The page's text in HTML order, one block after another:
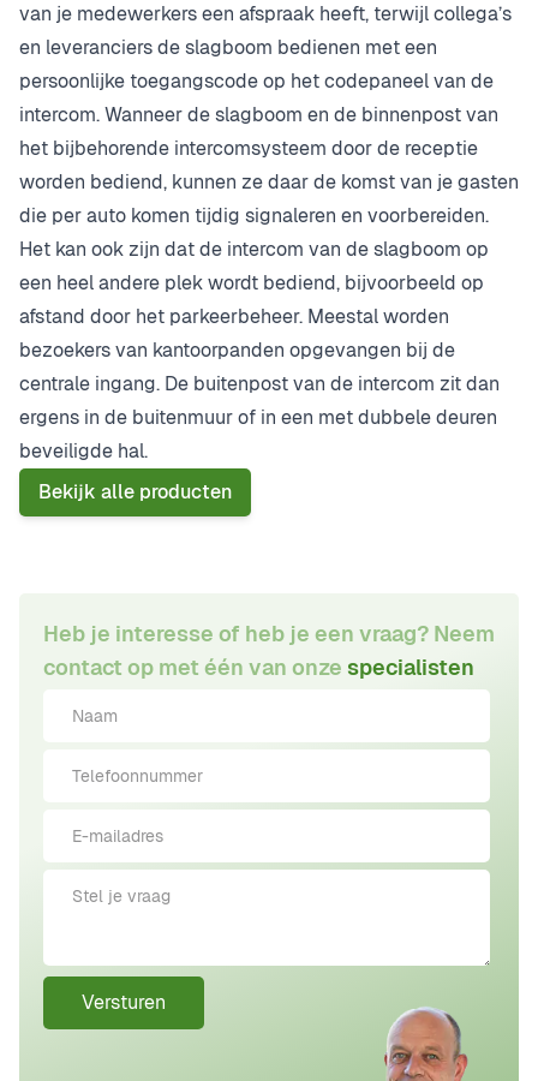
van je medewerkers een afspraak heeft, terwijl collega’s
en leveranciers de slagboom bedienen met een
persoonlijke toegangscode op het codepaneel van de
intercom. Wanneer de slagboom en de binnenpost van
het bijbehorende intercomsysteem door de receptie
worden bediend, kunnen ze daar de komst van je gasten
die per auto komen tijdig signaleren en voorbereiden.
Het kan ook zijn dat de intercom van de slagboom op
een heel andere plek wordt bediend, bijvoorbeeld op
afstand door het parkeerbeheer. Meestal worden
bezoekers van kantoorpanden opgevangen bij de
centrale ingang. De buitenpost van de intercom zit dan
ergens in de buitenmuur of in een met dubbele deuren
beveiligde hal.
Bekijk alle producten
Heb je interesse of heb je een vraag? Neem
contact op met één van onze specialisten
Versturen